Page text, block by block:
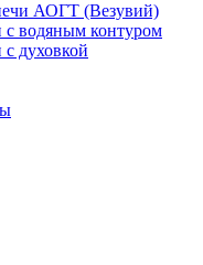
АОГТ (Везувий)
водяным контуром
духовкой